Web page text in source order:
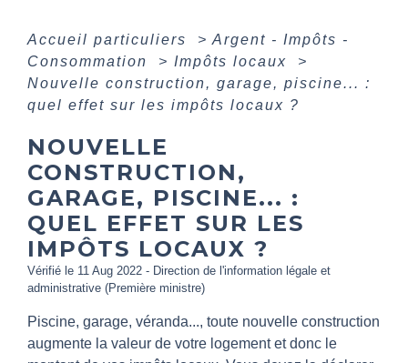
Accueil particuliers > Argent - Impôts -
Consommation
> Impôts locaux
>
Nouvelle construction, garage, piscine... :
quel effet sur les impôts locaux ?
NOUVELLE
CONSTRUCTION,
GARAGE, PISCINE... :
QUEL EFFET SUR LES
IMPÔTS LOCAUX ?
Vérifié le 11 Aug 2022 - Direction de l'information légale et
administrative (Première ministre)
Piscine, garage, véranda..., toute nouvelle construction
augmente la valeur de votre logement et donc le